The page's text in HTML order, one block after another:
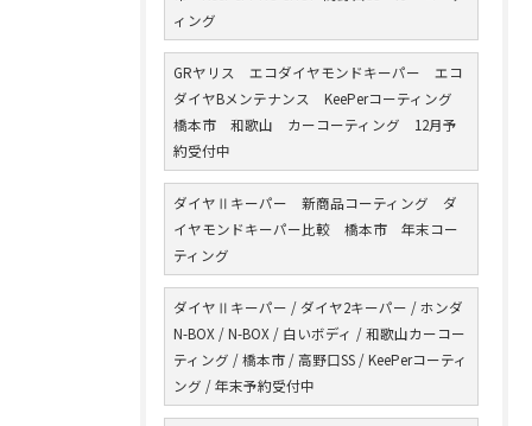
ィング
GRヤリス エコダイヤモンドキーパー エコ
ダイヤBメンテナンス KeePerコーティング
橋本市 和歌山 カーコーティング 12月予
約受付中
ダイヤⅡキーパー 新商品コーティング ダ
イヤモンドキーパー比較 橋本市 年末コー
ティング
ダイヤⅡキーパー / ダイヤ2キーパー / ホンダ
N-BOX / N-BOX / 白いボディ / 和歌山カーコー
ティング / 橋本市 / 高野口SS / KeePerコーティ
ング / 年末予約受付中